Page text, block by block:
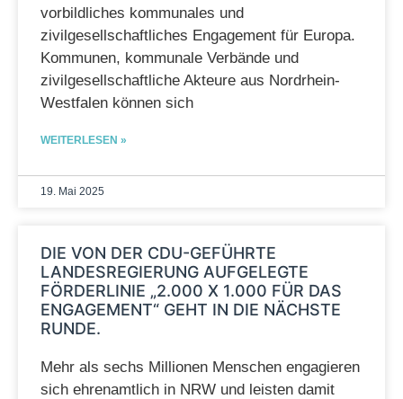
vorbildliches kommunales und
zivilgesellschaftliches Engagement für Europa.
Kommunen, kommunale Verbände und
zivilgesellschaftliche Akteure aus Nordrhein-
Westfalen können sich
WEITERLESEN »
19. Mai 2025
DIE VON DER CDU-GEFÜHRTE
LANDESREGIERUNG AUFGELEGTE
FÖRDERLINIE „2.000 X 1.000 FÜR DAS
ENGAGEMENT“ GEHT IN DIE NÄCHSTE
RUNDE.
Mehr als sechs Millionen Menschen engagieren
sich ehrenamtlich in NRW und leisten damit